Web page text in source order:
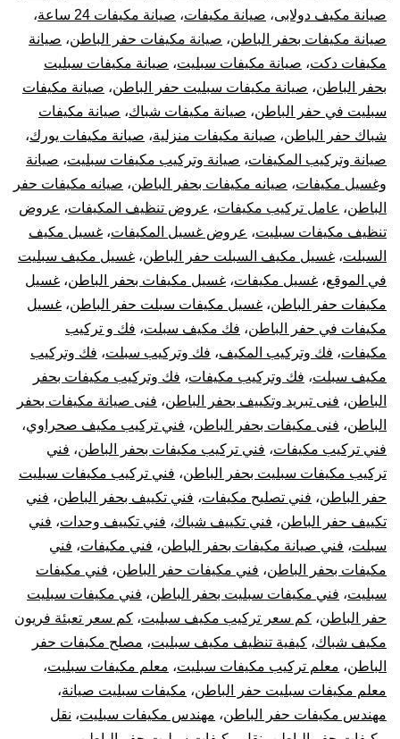
صيانة مكيف دولابى، صيانة مكيفات، صيانة مكيفات 24 ساعة
،
صيانة مكيفات بحفر الباطن، صيانة مكيفات حفر الباطن، صيانة
مكيفات دكت، صيانة مكيفات سبليت، صيانة مكيفات سبليت
بحفر الباطن، صيانة مكيفات سبليت حفر الباطن، صيانة مكيفات
سبليت في حفر الباطن، صيانة مكيفات شباك، صيانة مكيفات
شباك حفر الباطن، صيانة مكيفات منزلية، صيانة مكيفات يورك،
صيانة وتركيب المكيفات، صيانة وتركيب مكيفات سبليت، صيانة
وغسيل مكيفات، صيانه مكيفات بحفر الباطن، صيانه مكيفات حفر
الباطن، عامل تركيب مكيفات، عروض تنظيف المكيفات، عروض
تنظيف مكيفات سبليت، عروض غسيل المكيفات، غسيل مكيف
السبلت، غسيل مكيف السبلت حفر الباطن، غسيل مكيف سبليت
في الموقع، غسيل مكيفات، غسيل مكيفات بحفر الباطن، غسيل
مكيفات حفر الباطن، غسيل مكيفات سبلت حفر الباطن، غسيل
مكيفات في حفر الباطن، فك مكيف سبلت، فك و تركيب
مكيفات، فك وتركيب المكيف، فك وتركيب سبلت، فك وتركيب
مكيف سبلت، فك وتركيب مكيفات، فك وتركيب مكيفات بحفر
الباطن، فنى تبريد وتكييف بحفر الباطن، فنى صيانة مكيفات بحفر
الباطن، فنى مكيفات بحفر الباطن، فني تركيب مكيف صحراوي،
فني تركيب مكيفات، فني تركيب مكيفات بحفر الباطن، فني
تركيب مكيفات سبليت بحفر الباطن، فني تركيب مكيفات سبليت
حفر الباطن، فني تصليح مكيفات، فني تكييف بحفر الباطن، فني
تكييف حفر الباطن، فني تكييف شباك، فني تكييف وحدات، فني
سبلت، فني صيانة مكيفات بحفر الباطن، فني مكيفات، فني
مكيفات بحفر الباطن، فني مكيفات حفر الباطن، فني مكيفات
سبليت، فني مكيفات سبليت بحفر الباطن، فني مكيفات سبليت
حفر الباطن، كم سعر تركيب مكيف سبليت، كم سعر تعبئة فريون
مكيف شباك، كيفية تنظيف مكيف سبليت، مصلح مكيفات حفر
الباطن، معلم تركيب مكيفات سبليت، معلم مكيفات سبليت،
معلم مكيفات سبليت حفر الباطن، مكيفات سبليت صيانة،
مهندس مكيفات حفر الباطن، مهندس مكيفات سبليت، نقل